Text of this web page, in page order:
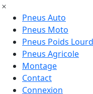
Pneus Auto
Pneus Moto
Pneus Poids Lourd
Pneus Agricole
Montage
Contact
Connexion